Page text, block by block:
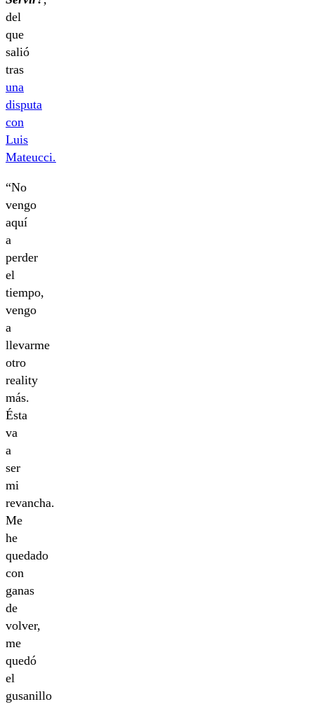
del
que
salió
tras
una
disputa
con
Luis
Mateucci.
“No
vengo
aquí
a
perder
el
tiempo,
vengo
a
llevarme
otro
reality
más.
Ésta
va
a
ser
mi
revancha.
Me
he
quedado
con
ganas
de
volver,
me
quedó
el
gusanillo